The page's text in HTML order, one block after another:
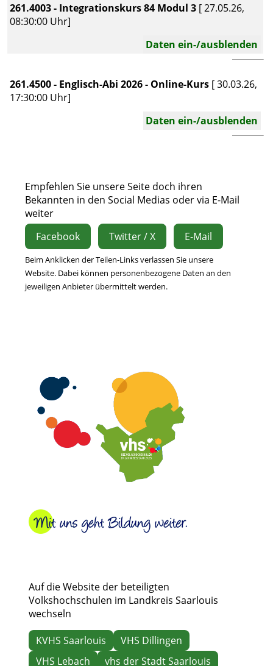
261.4003 - Integrationskurs 84 Modul 3 [ 27.05.26,
08:30:00 Uhr]
Daten ein-/ausblenden
261.4500 - Englisch-Abi 2026 - Online-Kurs [ 30.03.26,
17:30:00 Uhr]
Daten ein-/ausblenden
Empfehlen Sie unsere Seite doch ihren
Bekannten in den Social Medias oder via E-Mail
weiter
Facebook
Twitter / X E-Mail
Beim Anklicken der Teilen-Links verlassen Sie unsere
Website. Dabei können personenbezogene Daten an den
jeweiligen Anbieter übermittelt werden.
Auf die Website der beteiligten
Volkshochschulen im Landkreis Saarlouis
wechseln
KVHS Saarlouis
VHS Dillingen
VHS Lebach
vhs der Stadt Saarlouis